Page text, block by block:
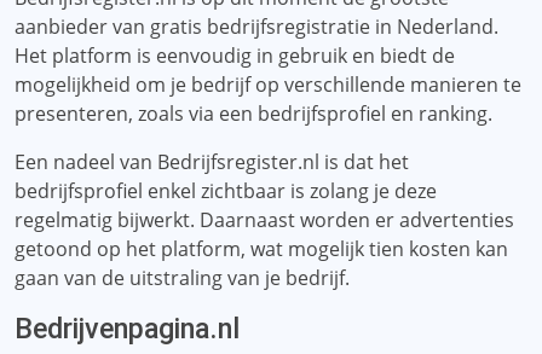
aanbieder van gratis bedrijfsregistratie in Nederland.
Het platform is eenvoudig in gebruik en biedt de
mogelijkheid om je bedrijf op verschillende manieren te
presenteren, zoals via een bedrijfsprofiel en ranking.
Een nadeel van Bedrijfsregister.nl is dat het
bedrijfsprofiel enkel zichtbaar is zolang je deze
regelmatig bijwerkt. Daarnaast worden er advertenties
getoond op het platform, wat mogelijk tien kosten kan
gaan van de uitstraling van je bedrijf.
Bedrijvenpagina.nl